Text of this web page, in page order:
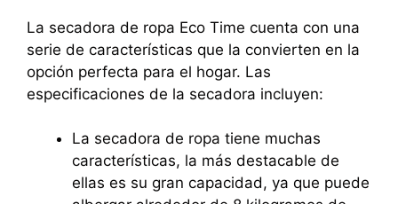
La secadora de ropa Eco Time cuenta con una
serie de características que la convierten en la
opción perfecta para el hogar. Las
especificaciones de la secadora incluyen:
La secadora de ropa tiene muchas
características, la más destacable de
ellas es su gran capacidad, ya que puede